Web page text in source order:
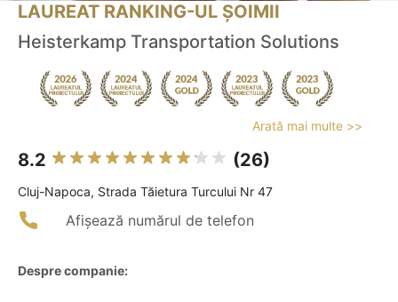
LAUREAT RANKING-UL ȘOIMII
Heisterkamp Transportation Solutions
Arată mai multe >>
8.2 (26)
Cluj-Napoca, Strada Tăietura Turcului Nr 47
Afișează numărul de telefon
Despre companie: